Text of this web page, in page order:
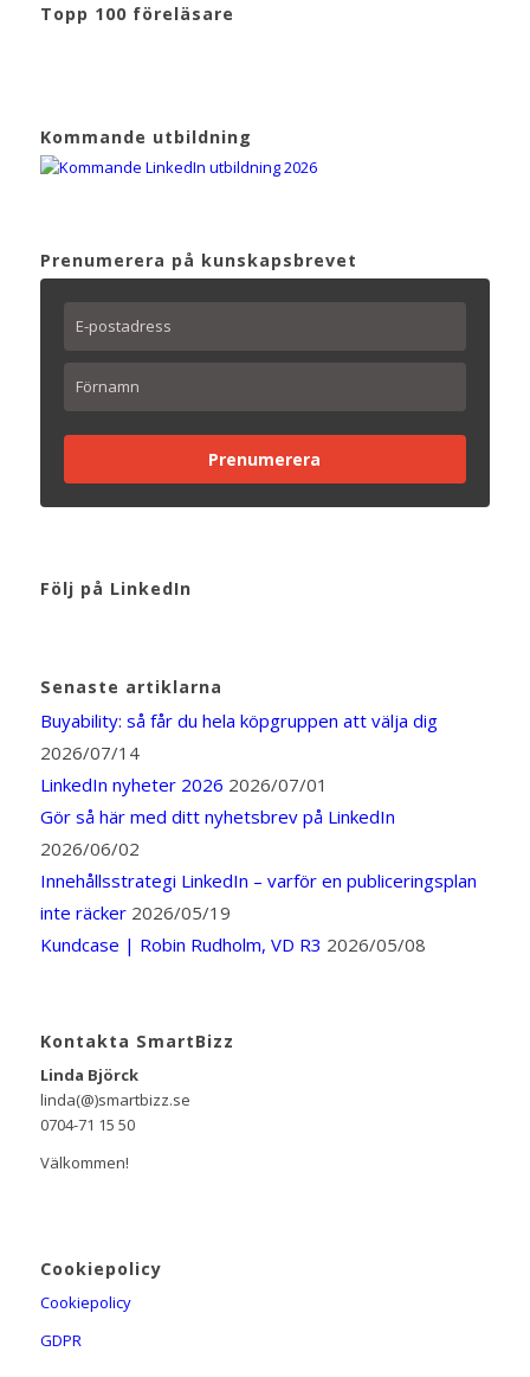
Topp 100 föreläsare
Kommande utbildning
Prenumerera på kunskapsbrevet
Prenumerera
Följ på LinkedIn
Senaste artiklarna
Buyability: så får du hela köpgruppen att välja dig
2026/07/14
LinkedIn nyheter 2026 2026/07/01
Gör så här med ditt nyhetsbrev på LinkedIn
2026/06/02
Innehållsstrategi LinkedIn – varför en publiceringsplan
inte räcker 2026/05/19
Kundcase | Robin Rudholm, VD R3 2026/05/08
Kontakta SmartBizz
Linda Björck
linda(@)smartbizz.se
0704-71 15 50
Välkommen!
Cookiepolicy
Cookiepolicy
GDPR